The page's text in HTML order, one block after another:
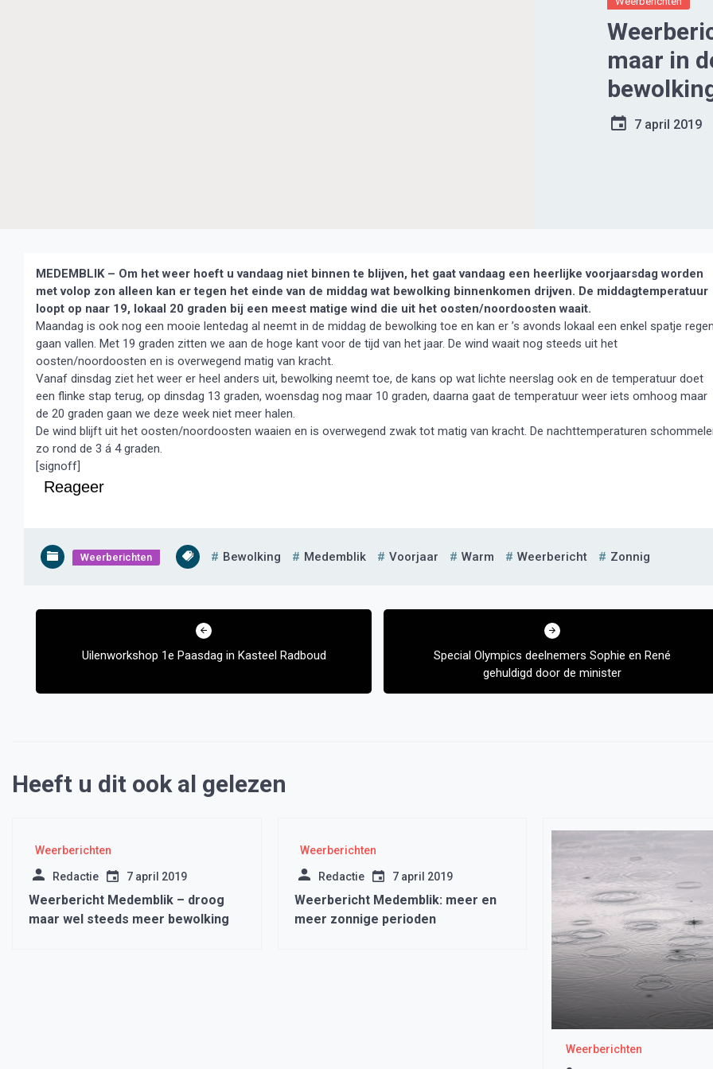
maar in
7 april 2019
MEDEMBLIK – Om het weer hoeft u vandaag niet binnen te blijven, het gaat vandaag een heerlijke voorjaarsdag worden
met volop zon alleen kan er tegen het einde van de middag wat bewolking binnenkomen drijven. De middagtemperatuur
loopt op naar 19, lokaal 20 graden bij een meest matige wind die uit het oosten/noordoosten waait.
Maandag is ook nog een mooie lentedag al neemt in de middag de bewolking toe en kan er ’s avonds lokaal een enkel spatje
gaan vallen. Met 19 graden zitten we aan de hoge kant voor de tijd van het jaar. De wind waait nog steeds uit het
oosten/noordoosten en is overwegend matig van kracht.
Vanaf dinsdag ziet het weer er heel anders uit, bewolking neemt toe, de kans op wat lichte neerslag ook en de temperatuur doet
een flinke stap terug, op dinsdag 13 graden, woensdag nog maar 10 graden, daarna gaat de temperatuur weer iets omhoog maar
de 20 graden gaan we deze week niet meer halen.
De wind blijft uit het oosten/noordoosten waaien en is overwegend zwak tot matig van kracht. De nachttemperaturen
zo rond de 3 á 4 graden.
[signoff]
Reageer
Weerberichten Bewolking Medemblik Voorjaar Warm Weerbericht Zonnig
Bericht
Uilenworkshop 1e Paasdag in Kasteel Radboud
Special Olympics deelnemers Sophie en René
gehuldigd door de minister
Heeft u dit ook al gelezen
Weerberichten
Redactie 7 april 2019
Weerbericht Medemblik – droog
maar wel steeds meer bewolking
Weerberichten
Redactie 7 april 2019
Weerbericht Medemblik: meer en
meer zonnige perioden
Weerberichten